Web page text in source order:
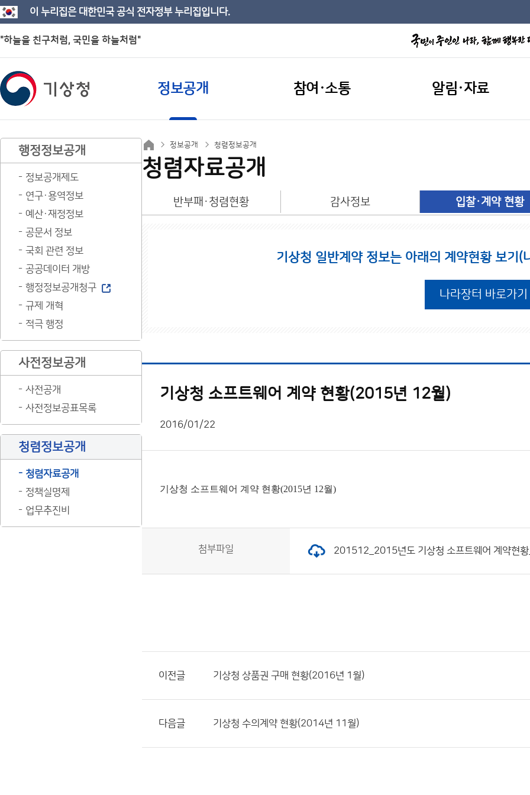
이 누리집은 대한민국 공식 전자정부 누리집입니다.
"하늘을 친구처럼, 국민을 하늘처럼"
정보공개 참여·소통 알림·자료
행정정보공개
정보공개제도
연구·용역정보
예산·재정정보
공문서 정보
국회 관련 정보
공공데이터 개방
행정정보공개청구
규제 개혁
적극 행정
사전정보공개
사전공개
사전정보공표목록
청렴정보공개
청렴자료공개
정책실명제
업무추진비
정보공개 청렴정보공개
청렴자료공개
반부패·청렴현황 감사정보 입찰·계약 현황
기상청 일반계약 정보는 아래의 계약현황 보기
나라장터 바로가기
기상청 소프트웨어 계약 현황(2015년 12월)
2016/01/22
기상청 소프트웨어 계약 현황(2015년 12월)
첨부파일 201512_2015년도 기상청 소프트웨어 계약현
이전글 기상청 상품권 구매 현황(2016년 1월)
다음글 기상청 수의계약 현황(2014년 11월)